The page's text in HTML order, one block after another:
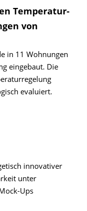
Temperatur­
von
in 11 Wohnungen
eingebaut. Die
evaluiert.
innovativer
unter
Ups